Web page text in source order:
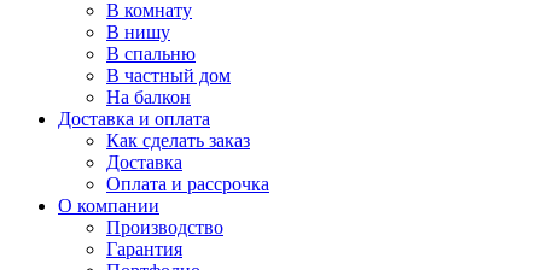
В комнату
В нишу
В спальню
В частный дом
На балкон
Доставка и оплата
Как сделать заказ
Доставка
Оплата и рассрочка
О компании
Производство
Гарантия